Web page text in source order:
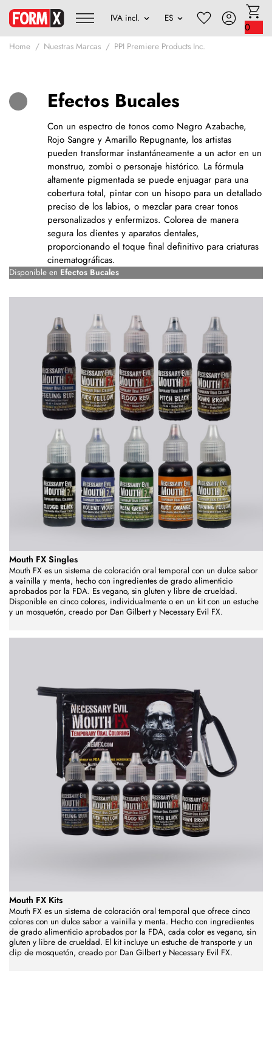
0
Home Nuestras Marcas PPI Premiere Products Inc.
Efectos Bucales
Con un espectro de tonos como Negro Azabache,
Rojo Sangre y Amarillo Repugnante, los artistas
pueden transformar instantáneamente a un actor en un
monstruo, zombi o personaje histórico. La fórmula
altamente pigmentada se puede enjuagar para una
cobertura total, pintar con un hisopo para un detallado
preciso de los labios, o mezclar para crear tonos
personalizados y enfermizos. Colorea de manera
segura los dientes y aparatos dentales,
proporcionando el toque final definitivo para criaturas
cinematográficas.
Disponible en Efectos Bucales
Mouth FX Singles
Mouth FX es un sistema de coloración oral temporal con un dulce sabor
a vainilla y menta, hecho con ingredientes de grado alimenticio
aprobados por la FDA. Es vegano, sin gluten y libre de crueldad.
Disponible en cinco colores, individualmente o en un kit con un estuche
y un mosquetón, creado por Dan Gilbert y Necessary Evil FX.
Mouth FX Kits
Mouth FX es un sistema de coloración oral temporal que ofrece cinco
colores con un dulce sabor a vainilla y menta. Hecho con ingredientes
de grado alimenticio aprobados por la FDA, cada color es vegano, sin
gluten y libre de crueldad. El kit incluye un estuche de transporte y un
clip de mosquetón, creado por Dan Gilbert y Necessary Evil FX.